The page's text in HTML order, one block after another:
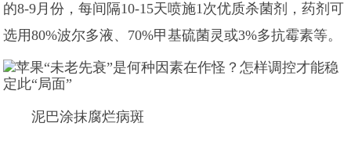
的8-9月份，每间隔10-15天喷施1次优质杀菌剂，药剂可
选用80%波尔多液、70%甲基硫菌灵或3%多抗霉素等。
泥巴涂抹腐烂病斑